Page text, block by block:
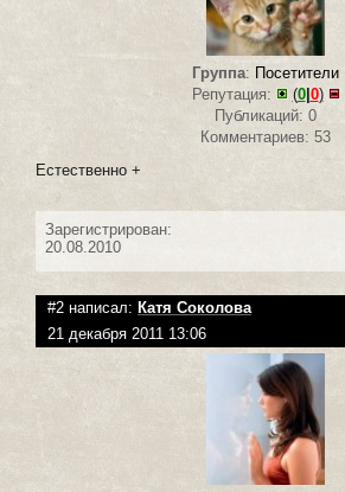
Группа: Посетители
Репутация:
(0| 0)
Публикаций: 0
Комментариев: 53
Естественно +
Зарегистрирован:
20.08.2010
#2 написал: Катя Соколова
21 декабря 2011 13:06